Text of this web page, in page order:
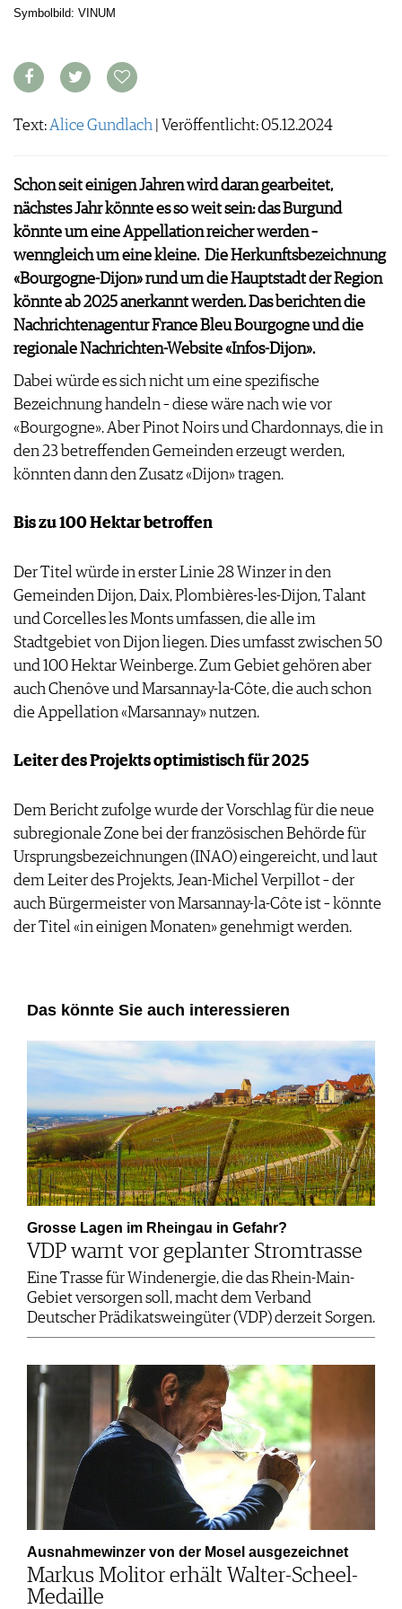
VORTEILSWELT
ARCHIV
ANMELDEN
AWARDS
TRINKREIFETABELLE
ABO
WEINSUCHE
NEWSLETTER
WINE TRADE CLUB
REDAKTION
JOBS
WERBUNG
PRESSE
IMPRESSUM
AGB & DATENSCHUTZ
FAQ
Symbolbild: VINUM
Text:Alice Gundlach | Veröffentlicht: 05.12.2024
Schon seit einigen Jahren wird daran gearbeitet,
nächstes Jahr könnte es so weit sein: das Burgund
könnte um eine Appellation reicher werden –
wenngleich um eine kleine. Die Herkunftsbezeichnung
«Bourgogne-Dijon» rund um die Hauptstadt der Region
könnte ab 2025 anerkannt werden. Das berichten die
Nachrichtenagentur France Bleu Bourgogne und die
regionale Nachrichten-Website «Infos-Dijon».
Dabei würde es sich nicht um eine spezifische
Bezeichnung handeln – diese wäre nach wie vor
«Bourgogne». Aber Pinot Noirs und Chardonnays, die in
den 23 betreffenden Gemeinden erzeugt werden,
könnten dann den Zusatz «Dijon» tragen.
Bis zu 100 Hektar betroffen
Der Titel würde in erster Linie 28 Winzer in den
Gemeinden Dijon, Daix, Plombières-les-Dijon, Talant
und Corcelles les Monts umfassen, die alle im
Stadtgebiet von Dijon liegen. Dies umfasst zwischen 50
und 100 Hektar Weinberge. Zum Gebiet gehören aber
auch Chenôve und Marsannay-la-Côte, die auch schon
die Appellation «Marsannay» nutzen.
Leiter des Projekts optimistisch für 2025
Dem Bericht zufolge wurde der Vorschlag für die neue
subregionale Zone bei der französischen Behörde für
Ursprungsbezeichnungen (INAO) eingereicht, und laut
dem Leiter des Projekts, Jean-Michel Verpillot – der
auch Bürgermeister von Marsannay-la-Côte ist – könnte
der Titel «in einigen Monaten» genehmigt werden.
Das könnte Sie auch interessieren
Grosse Lagen im Rheingau in Gefahr?
VDP warnt vor geplanter Stromtrasse
Eine Trasse für Windenergie, die das Rhein-Main-
Gebiet versorgen soll, macht dem Verband
Deutscher Prädikatsweingüter (VDP) derzeit Sorgen.
Ausnahmewinzer von der Mosel ausgezeichnet
Markus Molitor erhält Walter-Scheel-
Medaille